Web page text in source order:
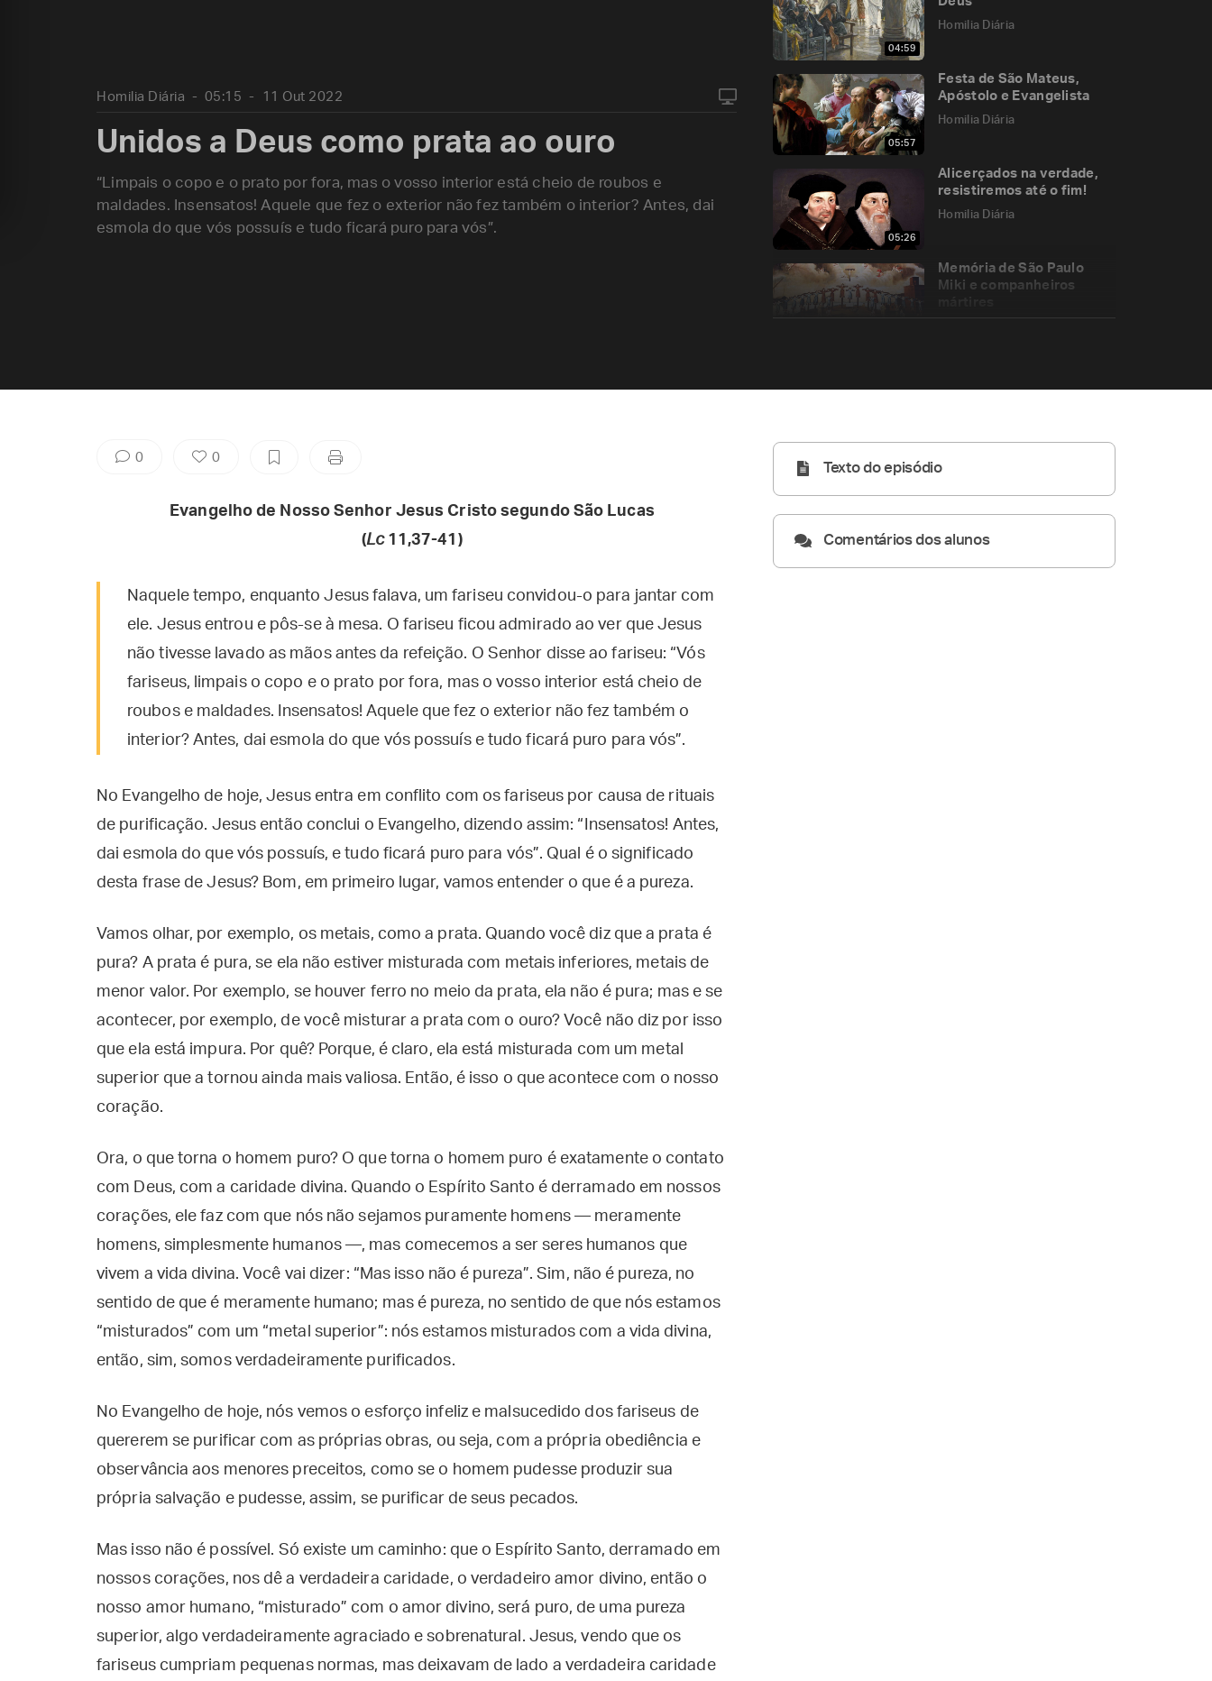
04:59
Homilia Diária
05:57
Festa de São Mateus,
Apóstolo e Evangelista
Homilia Diária
05:26
Alicerçados na verdade,
resistiremos até o fim!
Homilia Diária
Memória de São Paulo
Miki e companheiros
Homilia Diária 05:15 11 Out 2022
Unidos a Deus como prata ao ouro
“Limpais o copo e o prato por fora, mas o vosso interior está cheio de roubos e
maldades. Insensatos! Aquele que fez o exterior não fez também o interior? Antes, dai
esmola do que vós possuís e tudo ficará puro para vós”.
0 0
Evangelho de Nosso Senhor Jesus Cristo segundo São Lucas
(Lc11,37-41)
Naquele tempo, enquanto Jesus falava, um fariseu convidou-o para jantar com
ele. Jesus entrou e pôs-se à mesa. O fariseu ficou admirado ao ver que Jesus
não tivesse lavado as mãos antes da refeição. O Senhor disse ao fariseu: “Vós
fariseus, limpais o copo e o prato por fora, mas o vosso interior está cheio de
roubos e maldades. Insensatos! Aquele que fez o exterior não fez também o
interior? Antes, dai esmola do que vós possuís e tudo ficará puro para vós”.
No Evangelho de hoje, Jesus entra em conflito com os fariseus por causa de rituais
de purificação. Jesus então conclui o Evangelho, dizendo assim: “Insensatos! Antes,
dai esmola do que vós possuís, e tudo ficará puro para vós”. Qual é o significado
desta frase de Jesus? Bom, em primeiro lugar, vamos entender o que é a pureza.
Vamos olhar, por exemplo, os metais, como a prata. Quando você diz que a prata é
pura? A prata é pura, se ela não estiver misturada com metais inferiores, metais de
menor valor. Por exemplo, se houver ferro no meio da prata, ela não é pura; mas e se
acontecer, por exemplo, de você misturar a prata com o ouro? Você não diz por isso
que ela está impura. Por quê? Porque, é claro, ela está misturada com um metal
superior que a tornou ainda mais valiosa. Então, é isso o que acontece com o nosso
coração.
Ora, o que torna o homem puro? O que torna o homem puro é exatamente o contato
com Deus, com a caridade divina. Quando o Espírito Santo é derramado em nossos
corações, ele faz com que nós não sejamos puramente homens — meramente
homens, simplesmente humanos —, mas comecemos a ser seres humanos que
vivem a vida divina. Você vai dizer: “Mas isso não é pureza”. Sim, não é pureza, no
sentido de que é meramente humano; mas é pureza, no sentido de que nós estamos
“misturados” com um “metal superior”: nós estamos misturados com a vida divina,
então, sim, somos verdadeiramente purificados.
No Evangelho de hoje, nós vemos o esforço infeliz e malsucedido dos fariseus de
quererem se purificar com as próprias obras, ou seja, com a própria obediência e
observância aos menores preceitos, como se o homem pudesse produzir sua
própria salvação e pudesse, assim, se purificar de seus pecados.
Mas isso não é possível. Só existe um caminho: que o Espírito Santo, derramado em
nossos corações, nos dê a verdadeira caridade, o verdadeiro amor divino, então o
nosso amor humano, “misturado” com o amor divino, será puro, de uma pureza
superior, algo verdadeiramente agraciado e sobrenatural. Jesus, vendo que os
fariseus cumpriam pequenas normas, mas deixavam de lado a verdadeira caridade
Texto do episódio
Comentários dos alunos